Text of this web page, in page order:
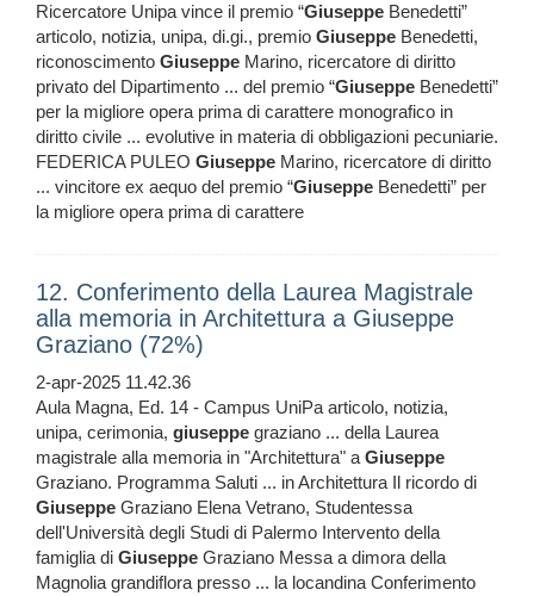
Ricercatore Unipa vince il premio “Giuseppe Benedetti”
articolo, notizia, unipa, di.gi., premio Giuseppe Benedetti,
riconoscimento Giuseppe Marino, ricercatore di diritto
privato del Dipartimento ... del premio “Giuseppe Benedetti”
per la migliore opera prima di carattere monografico in
diritto civile ... evolutive in materia di obbligazioni pecuniarie.
FEDERICA PULEO Giuseppe Marino, ricercatore di diritto
... vincitore ex aequo del premio “Giuseppe Benedetti” per
la migliore opera prima di carattere
12. Conferimento della Laurea Magistrale
alla memoria in Architettura a Giuseppe
Graziano (72%)
2-apr-2025 11.42.36
Aula Magna, Ed. 14 - Campus UniPa articolo, notizia,
unipa, cerimonia, giuseppe graziano ... della Laurea
magistrale alla memoria in "Architettura" aGiuseppe
Graziano. Programma Saluti ... in Architettura Il ricordo di
Giuseppe Graziano Elena Vetrano, Studentessa
dell'Università degli Studi di Palermo Intervento della
famiglia di Giuseppe Graziano Messa a dimora della
Magnolia grandiflora presso ... la locandina Conferimento